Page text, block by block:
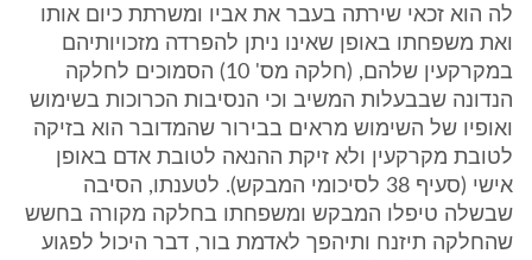
לה הוא זכאי שירתה בעבר את אביו ומשרתת כיום אותו
ואת משפחתו באופן שאינו ניתן להפרדה מזכויותיהם
במקרקעין שלהם, (חלקה מס' 10) הסמוכים לחלקה
הנדונה שבבעלות המשיב וכי הנסיבות הכרוכות בשימוש
ואופיו של השימוש מראים בבירור שהמדובר הוא בזיקה
לטובת מקרקעין ולא זיקת ההנאה לטובת אדם באופן
אישי (סעיף 38 לסיכומי המבקש). לטענתו, הסיבה
שבשלה טיפלו המבקש ומשפחתו בחלקה מקורה בחשש
שהחלקה תיזנח ותיהפך לאדמת בור, דבר היכול לפגוע